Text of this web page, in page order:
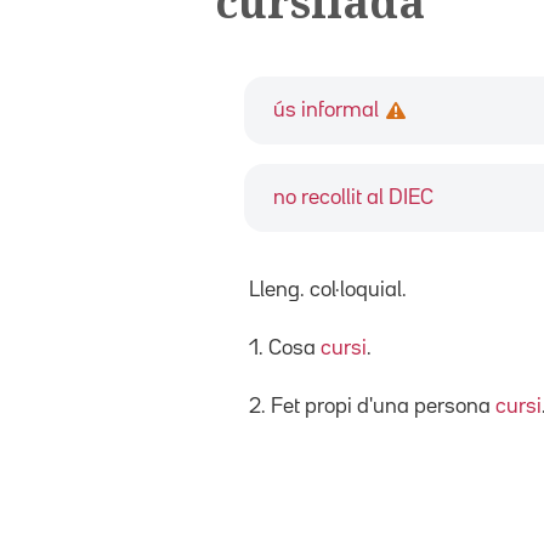
ús informal
no recollit al DIEC
Lleng. col·loquial.
1. Cosa cursi.
2. Fet propi d'una persona cursi